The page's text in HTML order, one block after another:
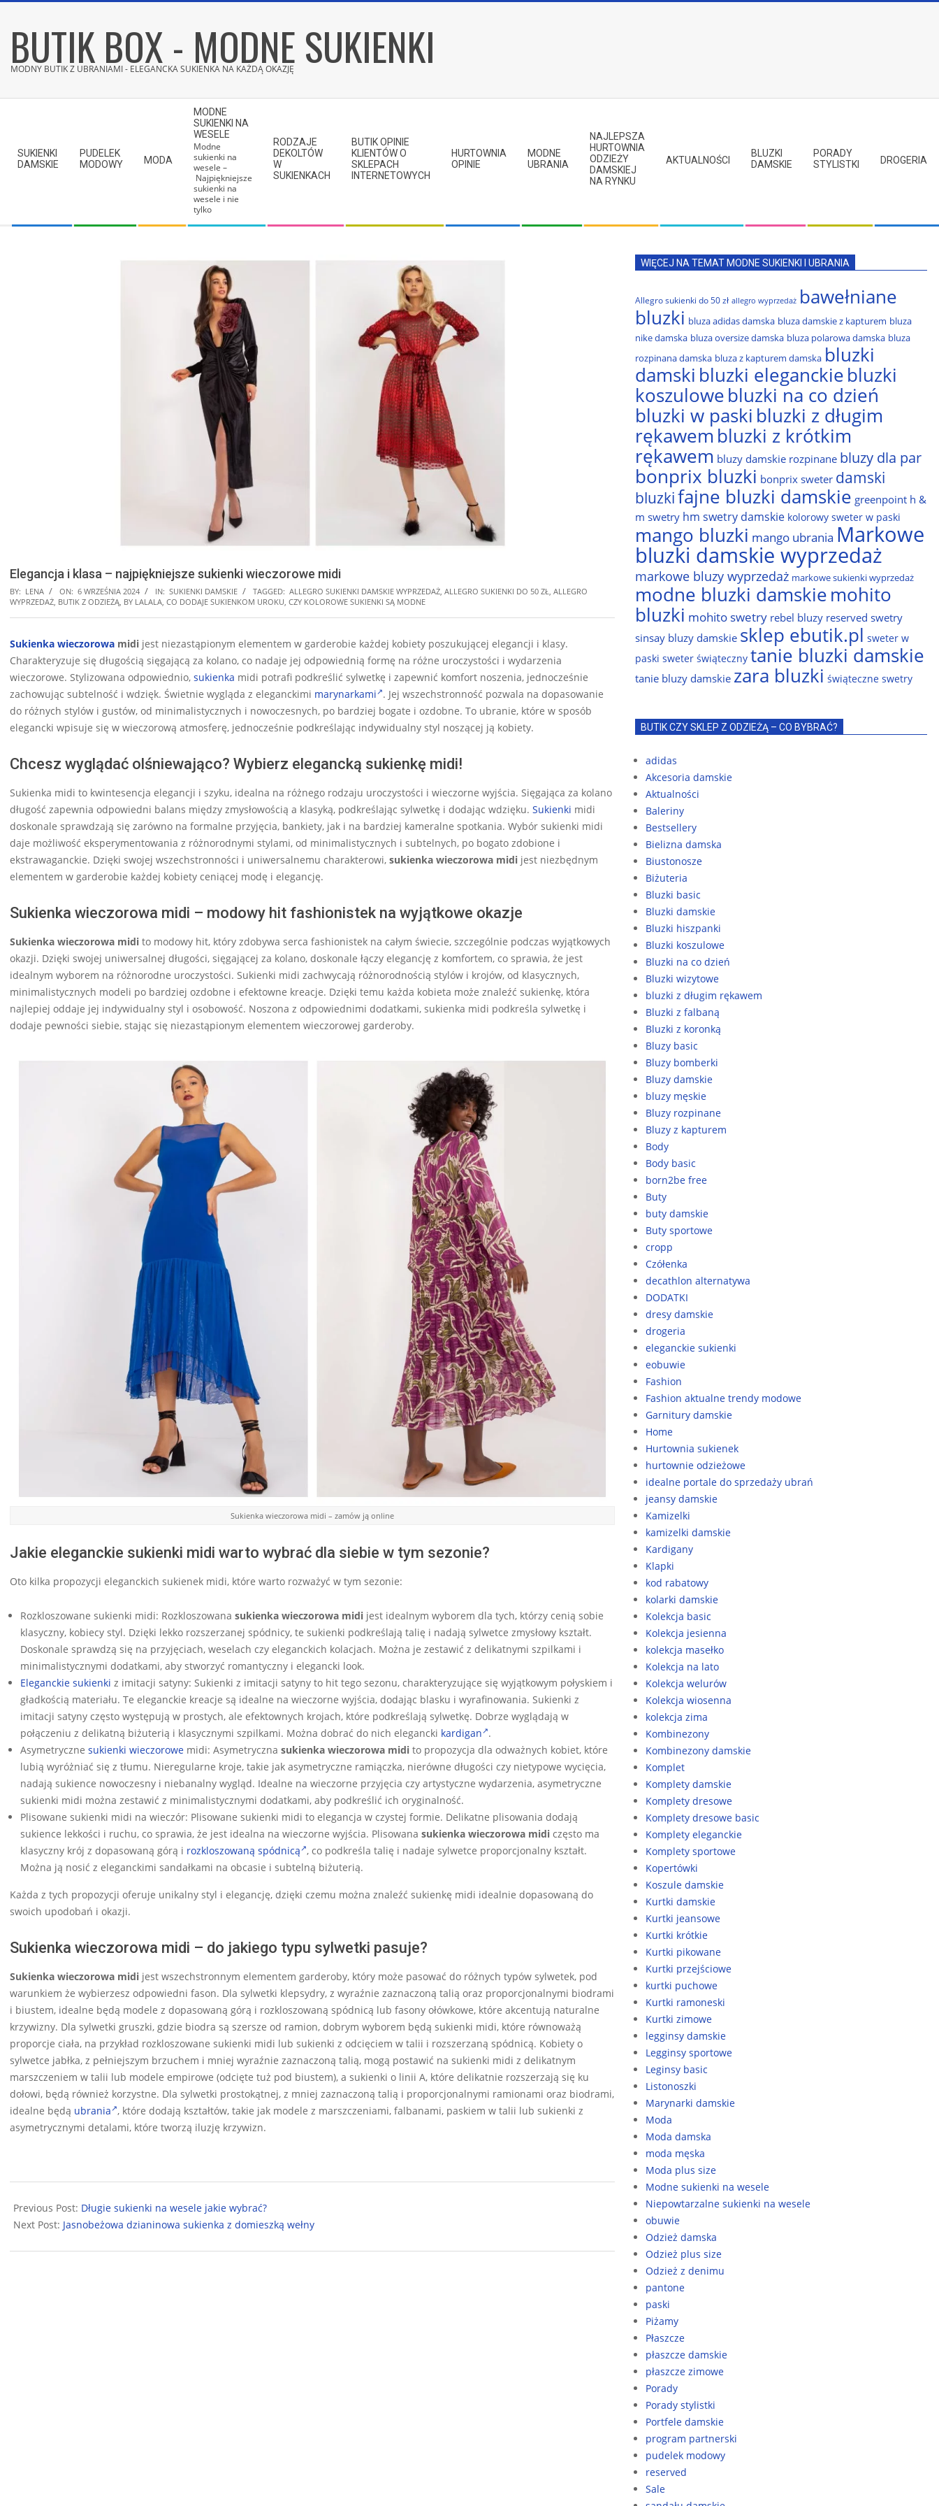
contentBUTIK BOX - MODNE SUKIENKI
MODNY BUTIK Z UBRANIAMI - ELEGANCKA SUKIENKA NA KAŻDĄ OKAZJĘ
SUKIENKI
DAMSKIE
PUDELEK
MODOWY
MODA
MODNE
SUKIENKI NA
WESELE
Modne
sukienki na
wesele –
Najpiękniejsze
sukienki na
wesele i nie
tylko
RODZAJE
DEKOLTÓW
W
SUKIENKACH
BUTIK OPINIE
KLIENTÓW O
SKLEPACH
INTERNETOWYCH
HURTOWNIA
OPINIE
MODNE
UBRANIA
NAJLEPSZA
HURTOWNIA
ODZIEŻY
DAMSKIEJ
NA RYNKU
AKTUALNOŚCI
BLUZKI
DAMSKIE
PORADY
STYLISTKI
DROGERIA
Elegancja i klasa – najpiękniejsze sukienki wieczorowe midi
BY: LENA ON: 6 WRZEŚNIA 2024 IN: SUKIENKI DAMSKIE TAGGED: ALLEGRO SUKIENKI DAMSKIE WYPRZEDAŻ, ALLEGRO SUKIENKI DO 50 ZŁ, ALLEGRO
WYPRZEDAŻ, BUTIK Z ODZIEŻĄ, BY LALALA, CO DODAJE SUKIENKOM UROKU, CZY KOLOROWE SUKIENKI SĄ MODNE
Sukienka wieczorowa midi jest niezastąpionym elementem w garderobie każdej kobiety poszukującej elegancji i klasy.
Charakteryzuje się długością sięgającą za kolano, co nadaje jej odpowiednią formę na różne uroczystości i wydarzenia
wieczorowe. Stylizowana odpowiednio, sukienka midi potrafi podkreślić sylwetkę i zapewnić komfort noszenia, jednocześnie
zachowując subtelność i wdzięk. Świetnie wygląda z eleganckimi marynarkami . Jej wszechstronność pozwala na dopasowanie
do różnych stylów i gustów, od minimalistycznych i nowoczesnych, po bardziej bogate i ozdobne. To ubranie, które w sposób
elegancki wpisuje się w wieczorową atmosferę, jednocześnie podkreślając indywidualny styl noszącej ją kobiety.
Chcesz wyglądać olśniewająco? Wybierz elegancką sukienkę midi!
Sukienka midi to kwintesencja elegancji i szyku, idealna na różnego rodzaju uroczystości i wieczorne wyjścia. Sięgająca za kolano
długość zapewnia odpowiedni balans między zmysłowością a klasyką, podkreślając sylwetkę i dodając wdzięku. Sukienki midi
doskonale sprawdzają się zarówno na formalne przyjęcia, bankiety, jak i na bardziej kameralne spotkania. Wybór sukienki midi
daje możliwość eksperymentowania z różnorodnymi stylami, od minimalistycznych i subtelnych, po bogato zdobione i
ekstrawaganckie. Dzięki swojej wszechstronności i uniwersalnemu charakterowi, sukienka wieczorowa midi jest niezbędnym
elementem w garderobie każdej kobiety ceniącej modę i elegancję.
Sukienka wieczorowa midi – modowy hit fashionistek na wyjątkowe okazje
Sukienka wieczorowa midi to modowy hit, który zdobywa serca fashionistek na całym świecie, szczególnie podczas wyjątkowych
okazji. Dzięki swojej uniwersalnej długości, sięgającej za kolano, doskonale łączy elegancję z komfortem, co sprawia, że jest
idealnym wyborem na różnorodne uroczystości. Sukienki midi zachwycają różnorodnością stylów i krojów, od klasycznych,
minimalistycznych modeli po bardziej ozdobne i efektowne kreacje. Dzięki temu każda kobieta może znaleźć sukienkę, która
najlepiej oddaje jej indywidualny styl i osobowość. Noszona z odpowiednimi dodatkami, sukienka midi podkreśla sylwetkę i
dodaje pewności siebie, stając się niezastąpionym elementem wieczorowej garderoby.
Sukienka wieczorowa midi – zamów ją online
Jakie eleganckie sukienki midi warto wybrać dla siebie w tym sezonie?
Oto kilka propozycji eleganckich sukienek midi, które warto rozważyć w tym sezonie:
Rozkloszowane sukienki midi: Rozkloszowana sukienka wieczorowa midi jest idealnym wyborem dla tych, którzy cenią sobie
klasyczny, kobiecy styl. Dzięki lekko rozszerzanej spódnicy, te sukienki podkreślają talię i nadają sylwetce zmysłowy kształt.
Doskonale sprawdzą się na przyjęciach, weselach czy eleganckich kolacjach. Można je zestawić z delikatnymi szpilkami i
minimalistycznymi dodatkami, aby stworzyć romantyczny i elegancki look.
Eleganckie sukienki z imitacji satyny: Sukienki z imitacji satyny to hit tego sezonu, charakteryzujące się wyjątkowym połyskiem i
gładkością materiału. Te eleganckie kreacje są idealne na wieczorne wyjścia, dodając blasku i wyrafinowania. Sukienki z
imitacji satyny często występują w prostych, ale efektownych krojach, które podkreślają sylwetkę. Dobrze wyglądają w
połączeniu z delikatną biżuterią i klasycznymi szpilkami. Można dobrać do nich elegancki kardigan .
Asymetryczne sukienki wieczorowe midi: Asymetryczna sukienka wieczorowa midi to propozycja dla odważnych kobiet, które
lubią wyróżniać się z tłumu. Nieregularne kroje, takie jak asymetryczne ramiączka, nierówne długości czy nietypowe wycięcia,
nadają sukience nowoczesny i niebanalny wygląd. Idealne na wieczorne przyjęcia czy artystyczne wydarzenia, asymetryczne
sukienki midi można zestawić z minimalistycznymi dodatkami, aby podkreślić ich oryginalność.
Plisowane sukienki midi na wieczór: Plisowane sukienki midi to elegancja w czystej formie. Delikatne plisowania dodają
sukience lekkości i ruchu, co sprawia, że jest idealna na wieczorne wyjścia. Plisowana sukienka wieczorowa midi często ma
klasyczny krój z dopasowaną górą i rozkloszowaną spódnicą , co podkreśla talię i nadaje sylwetce proporcjonalny kształt.
Można ją nosić z eleganckimi sandałkami na obcasie i subtelną biżuterią.
Każda z tych propozycji oferuje unikalny styl i elegancję, dzięki czemu można znaleźć sukienkę midi idealnie dopasowaną do
swoich upodobań i okazji.
Sukienka wieczorowa midi – do jakiego typu sylwetki pasuje?
Sukienka wieczorowa midi jest wszechstronnym elementem garderoby, który może pasować do różnych typów sylwetek, pod
warunkiem że wybierzesz odpowiedni fason. Dla sylwetki klepsydry, z wyraźnie zaznaczoną talią oraz proporcjonalnymi biodrami
i biustem, idealne będą modele z dopasowaną górą i rozkloszowaną spódnicą lub fasony ołówkowe, które akcentują naturalne
krzywizny. Dla sylwetki gruszki, gdzie biodra są szersze od ramion, dobrym wyborem będą sukienki midi, które równoważą
proporcje ciała, na przykład rozkloszowane sukienki midi lub sukienki z odcięciem w talii i rozszerzaną spódnicą. Kobiety o
sylwetce jabłka, z pełniejszym brzuchem i mniej wyraźnie zaznaczoną talią, mogą postawić na sukienki midi z delikatnym
marszczeniem w talii lub modele empirowe (odcięte tuż pod biustem), a sukienki o linii A, które delikatnie rozszerzają się ku
dołowi, będą również korzystne. Dla sylwetki prostokątnej, z mniej zaznaczoną talią i proporcjonalnymi ramionami oraz biodrami,
idealne będą ubrania , które dodają kształtów, takie jak modele z marszczeniami, falbanami, paskiem w talii lub sukienki z
asymetrycznymi detalami, które tworzą iluzję krzywizn.
09-
06
Previous Post: Długie sukienki na wesele jakie wybrać?
Next Post: Jasnobeżowa dzianinowa sukienka z domieszką wełny
WIĘCEJ NA TEMAT MODNE SUKIENKI I UBRANIA
Allegro sukienki do 50 zł allegro wyprzedaż bawełniane
bluzki bluza adidas damska bluza damskie z kapturem bluza
nike damska bluza oversize damska bluza polarowa damska bluza
rozpinana damska bluza z kapturem damska bluzki
damski bluzki eleganckie bluzki
koszulowe bluzki na co dzień
bluzki w paski bluzki z długim
rękawem bluzki z krótkim
rękawem bluzy damskie rozpinane bluzy dla par
bonprix bluzki bonprix sweter damski
bluzkifajne bluzki damskie greenpoint h &
m swetry hm swetry damskie kolorowy sweter w paski
mango bluzki mango ubrania Markowe
bluzki damskie wyprzedaż
markowe bluzy wyprzedaż markowe sukienki wyprzedaż
modne bluzki damskiemohito
bluzki mohito swetry rebel bluzy reserved swetry
sinsay bluzy damskie sklep ebutik.pl sweter w
paski sweter świąteczny tanie bluzki damskie
tanie bluzy damskie zara bluzki świąteczne swetry
BUTIK CZY SKLEP Z ODZIEŻĄ – CO BYBRAĆ?
adidas
Akcesoria damskie
Aktualności
Baleriny
Bestsellery
Bielizna damska
Biustonosze
Biżuteria
Bluzki basic
Bluzki damskie
Bluzki hiszpanki
Bluzki koszulowe
Bluzki na co dzień
Bluzki wizytowe
bluzki z długim rękawem
Bluzki z falbaną
Bluzki z koronką
Bluzy basic
Bluzy bomberki
Bluzy damskie
bluzy męskie
Bluzy rozpinane
Bluzy z kapturem
Body
Body basic
born2be free
Buty
buty damskie
Buty sportowe
cropp
Czółenka
decathlon alternatywa
DODATKI
dresy damskie
drogeria
eleganckie sukienki
eobuwie
Fashion
Fashion aktualne trendy modowe
Garnitury damskie
Home
Hurtownia sukienek
hurtownie odzieżowe
idealne portale do sprzedaży ubrań
jeansy damskie
Kamizelki
kamizelki damskie
Kardigany
Klapki
kod rabatowy
kolarki damskie
Kolekcja basic
Kolekcja jesienna
kolekcja masełko
Kolekcja na lato
Kolekcja welurów
Kolekcja wiosenna
kolekcja zima
Kombinezony
Kombinezony damskie
Komplet
Komplety damskie
Komplety dresowe
Komplety dresowe basic
Komplety eleganckie
Komplety sportowe
Kopertówki
Koszule damskie
Kurtki damskie
Kurtki jeansowe
Kurtki krótkie
Kurtki pikowane
Kurtki przejściowe
kurtki puchowe
Kurtki ramoneski
Kurtki zimowe
legginsy damskie
Legginsy sportowe
Leginsy basic
Listonoszki
Marynarki damskie
Moda
Moda damska
moda męska
Moda plus size
Modne sukienki na wesele
Niepowtarzalne sukienki na wesele
obuwie
Odzież damska
Odzież plus size
Odzież z denimu
pantone
paski
Piżamy
Płaszcze
płaszcze damskie
płaszcze zimowe
Porady
Porady stylistki
Portfele damskie
program partnerski
pudelek modowy
reserved
Sale